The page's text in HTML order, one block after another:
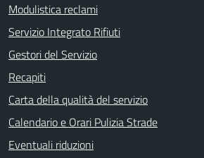
Modulistica reclami
Servizio Integrato Rifiuti
Gestori del Servizio
Recapiti
Carta della qualità del servizio
Calendario e Orari Pulizia Strade
Eventuali riduzioni